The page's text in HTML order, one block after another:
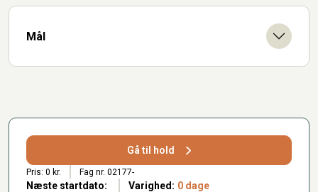
Mål
Gå til hold
Pris: 0 kr. Fag nr. 02177-
Næste startdato: Varighed: 0 dage